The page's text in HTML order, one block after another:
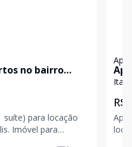
no bairro
para locação
R$